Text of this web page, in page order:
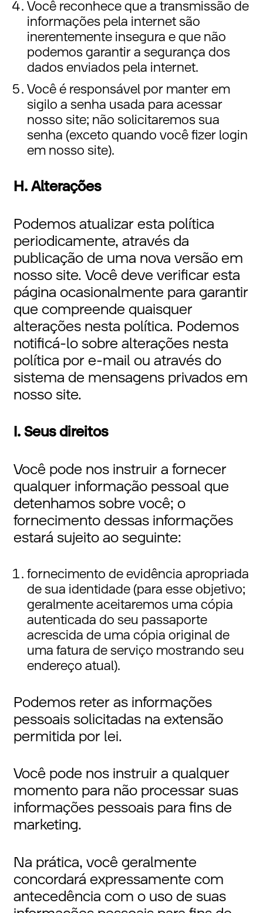
Você reconhece que a transmissão de
informações pela internet são
inerentemente insegura e que não
podemos garantir a segurança dos
dados enviados pela internet.
Você é responsável por manter em
sigilo a senha usada para acessar
nosso site; não solicitaremos sua
senha (exceto quando você fizer login
em nosso site).
H. Alterações
Podemos atualizar esta política
periodicamente, através da
publicação de uma nova versão em
nosso site. Você deve verificar esta
página ocasionalmente para garantir
que compreende quaisquer
alterações nesta política. Podemos
notificá-lo sobre alterações nesta
política por e-mail ou através do
sistema de mensagens privados em
nosso site.
I. Seus direitos
Você pode nos instruir a fornecer
qualquer informação pessoal que
detenhamos sobre você; o
fornecimento dessas informações
estará sujeito ao seguinte:
fornecimento de evidência apropriada
de sua identidade (para esse objetivo;
geralmente aceitaremos uma cópia
autenticada do seu passaporte
acrescida de uma cópia original de
uma fatura de serviço mostrando seu
endereço atual).
Podemos reter as informações
pessoais solicitadas na extensão
permitida por lei.
Você pode nos instruir a qualquer
momento para não processar suas
informações pessoais para fins de
marketing.
Na prática, você geralmente
concordará expressamente com
antecedência com o uso de suas